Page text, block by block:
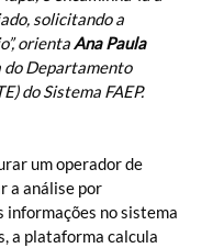
solicitando a
orientaAna Paula
do Departamento
do Sistema FAEP.
um operador de
a análise por
no sistema
a plataforma calcula